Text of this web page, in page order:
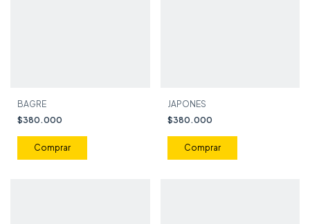
BAGRE
$380.000
JAPONES
$380.000